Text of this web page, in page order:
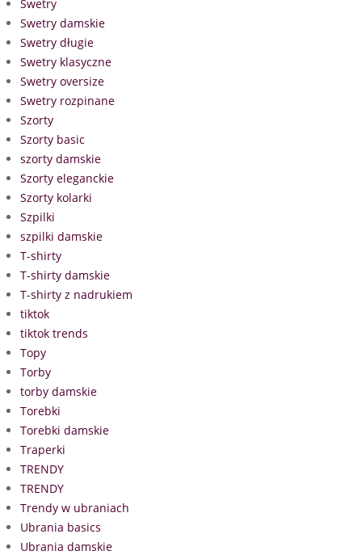
Swetry
Swetry damskie
Swetry długie
Swetry klasyczne
Swetry oversize
Swetry rozpinane
Szorty
Szorty basic
szorty damskie
Szorty eleganckie
Szorty kolarki
Szpilki
szpilki damskie
T-shirty
T-shirty damskie
T-shirty z nadrukiem
tiktok
tiktok trends
Topy
Torby
torby damskie
Torebki
Torebki damskie
Traperki
TRENDY
TRENDY
Trendy w ubraniach
Ubrania basics
Ubrania damskie